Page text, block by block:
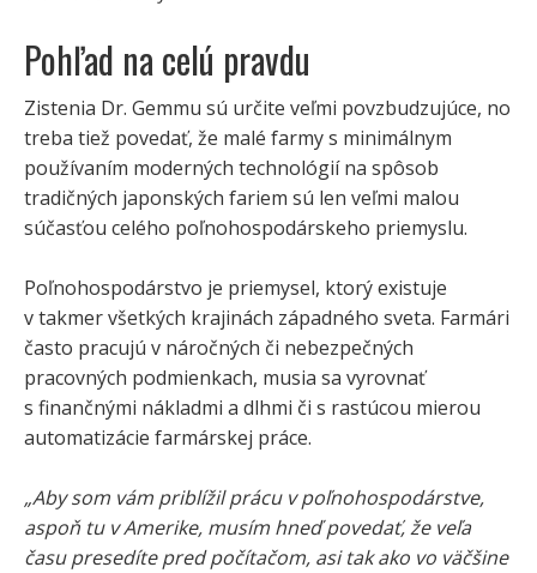
Pohľad na celú pravdu
Zistenia Dr. Gemmu sú určite veľmi povzbudzujúce, no
treba tiež povedať, že malé farmy s minimálnym
používaním moderných technológií na spôsob
tradičných japonských fariem sú len veľmi malou
súčasťou celého poľnohospodárskeho priemyslu.
Poľnohospodárstvo je priemysel, ktorý existuje
v takmer všetkých krajinách západného sveta. Farmári
často pracujú v náročných či nebezpečných
pracovných podmienkach, musia sa vyrovnať
s finančnými nákladmi a dlhmi či s rastúcou mierou
automatizácie farmárskej práce.
„Aby som vám priblížil prácu v poľnohospodárstve,
aspoň tu v Amerike, musím hneď povedať, že veľa
času presedíte pred počítačom, asi tak ako vo väčšine